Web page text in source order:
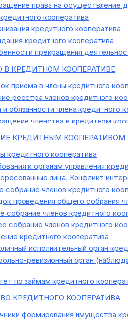
права на осуществление
кооператива
кредитного кооператива
кредитного кооператива
прекращения
В КРЕДИТНОМ КООПЕРАТИВЕ
приема в члены кредитного
реестра членов кредитного
и обязанности члена кредитного
членства в кредитном
КРЕДИТНЫМ КООПЕРАТИВОМ
кредитного кооператива
к органам управления
лица. Конфликт
собрание членов кредитного
проведения общего собрания
собрание членов кредитного
собрание членов кредитного
кредитного кооператива
исполнительный орган
ревизионный орган
по займам кредитного
КРЕДИТНОГО КООПЕРАТИВА
формирования имущества